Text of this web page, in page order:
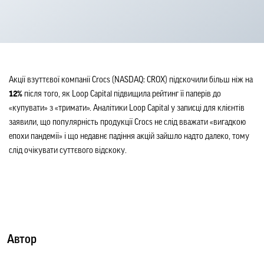
Акції взуттєвої компанії Crocs (NASDAQ: CROX) підскочили більш ніж на
12% після того, як Loop Capital підвищила рейтинг її паперів до
«купувати» з «тримати». Аналітики Loop Capital у записці для клієнтів
заявили, що популярність продукції Crocs не слід вважати «вигадкою
епохи пандемії» і що недавнє падіння акцій зайшло надто далеко, тому
слід очікувати суттєвого відскоку.
Автор